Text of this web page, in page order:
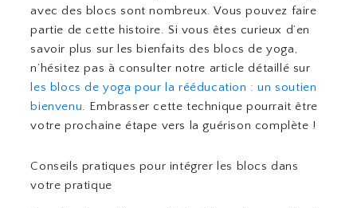
avec des blocs sont nombreux. Vous pouvez faire
partie de cette histoire. Si vous êtes curieux d’en
savoir plus sur les bienfaits des blocs de yoga,
n’hésitez pas à consulter notre article détaillé sur
les blocs de yoga pour la rééducation : un soutien
bienvenu. Embrasser cette technique pourrait être
votre prochaine étape vers la guérison complète !
Conseils pratiques pour intégrer les blocs dans
votre pratique